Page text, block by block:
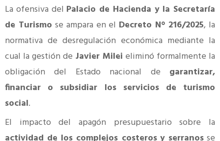
La ofensiva del Palacio de Hacienda y la Secretaría
de Turismo se ampara en el Decreto N° 216/2025, la
normativa de desregulación económica mediante la
cual la gestión de Javier Milei eliminó formalmente la
obligación del Estado nacional de garantizar,
financiar o subsidiar los servicios de turismo
social.
El impacto del apagón presupuestario sobre la